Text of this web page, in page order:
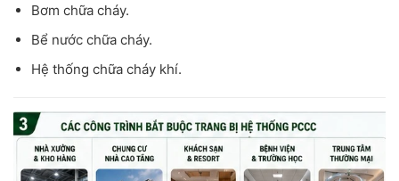
Bơm chữa cháy.
Bể nước chữa cháy.
Hệ thống chữa cháy khí.